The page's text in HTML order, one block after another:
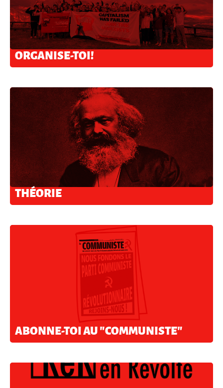
ORGANISE-TOI!
THÉORIE
ABONNE-TOI AU "COMMUNISTE"